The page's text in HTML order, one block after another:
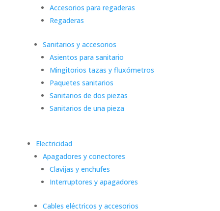
Accesorios para regaderas
Regaderas
Sanitarios y accesorios
Asientos para sanitario
Mingitorios tazas y fluxómetros
Paquetes sanitarios
Sanitarios de dos piezas
Sanitarios de una pieza
Electricidad
Apagadores y conectores
Clavijas y enchufes
Interruptores y apagadores
Cables eléctricos y accesorios